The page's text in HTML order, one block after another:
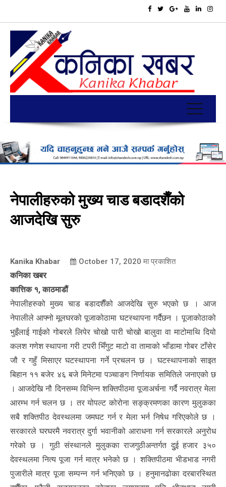
नेपालीहरुको मुख्य चाड बडादशैँको
आजदेखि सुरु
Kanika Khabar October 17, 2020 मा प्रकाशित
कनिका खबर
कात्तिक १, काठमाडौं
नेपालीहरुको मुख्य चाड बडादशैँको आजदेखि सुरु भएको छ । आज
नेपालीले आफ्नो मूलघरको पूजाकोठामा घटस्थापना गर्दैछन । पूजाकोठाको
भुइँलाई गाईको गोबरले लिपेर चोखो पारी चोखो बालुवा वा माटोमाथि दियो
कलश गणेश स्थापना गरी टपरी भिँगुट माटो वा तामाको भाँडामा गोबर टाँसेर
जौ र गहुँ मिसाएर घटस्थापना गर्ने प्रचलन छ । घटस्थापनाको साइत
बिहान ११ बजेर ४६ बजे मिनेटमा पञ्चाङग निर्णायक समितिले जनाएको छ
। आजदेखि नौ दिनसम्म विभिन्न शक्तिपीठमा पूजाअर्चना गर्दै नवरात्र मेला
आरम्भ गर्न चलन छ । तर योपल्ट कोरोना सङ्क्रमणका कारण मुलुकका
सबै शक्तिपीठ देवस्थलमा जमघट गर्न र मेला भर्न निषेध गरिएकोले छ ।
सरकारले घरघरमै नवरात्र दुर्गा भवानीको आराधना गर्न सरकारले अनुरोध
गरेको छ । गुठी संस्थानले मुलुकका राजगुठीअन्तर्गत दुुई हजार ३५०
देवस्थलमा नित्य पूजा गर्न मात्र भनेको छ । शक्तिपीठमा भीडभाड नगरी
पुजारीले मात्र पूजा सम्पन्न गर्न भनिएको छ । हनुमानढोका दरबारस्थित